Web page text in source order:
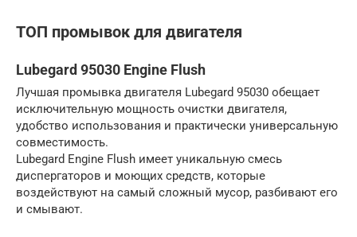
ТОП промывок для двигателя
Lubegard 95030 Engine Flush
Лучшая промывка двигателя Lubegard 95030 обещает
исключительную мощность очистки двигателя,
удобство использования и практически универсальную
совместимость.
Lubegard Engine Flush имеет уникальную смесь
диспергаторов и моющих средств, которые
воздействуют на самый сложный мусор, разбивают его
и смывают.